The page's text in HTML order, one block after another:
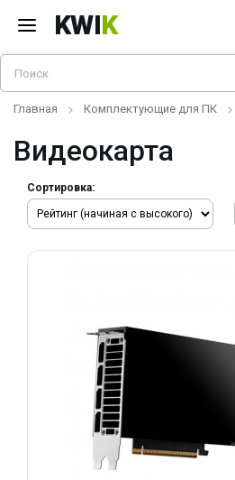
KWIK
Главная Комплектующие для ПК
Видеокарта
Сортировка: